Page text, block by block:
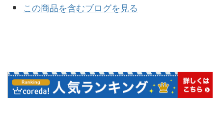
この商品を含むブログを見る